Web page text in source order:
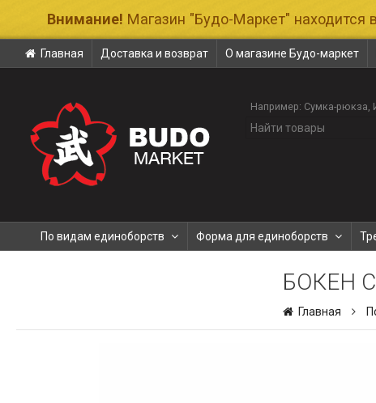
Внимание! Магазин "Будо-Маркет" находится
Главная Доставка и возврат О магазине Будо-маркет
Например: Сумка-рюкза
По видам единоборств Форма для единоборств
БОКЕН
Главная